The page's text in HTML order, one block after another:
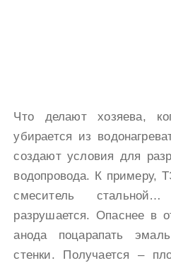
Что делают хозяева,
убирается из
создают условия для
водопровода. К примеру,
смеситель
разрушается. Опаснее в
анода поцарапать
стенки. Получается –